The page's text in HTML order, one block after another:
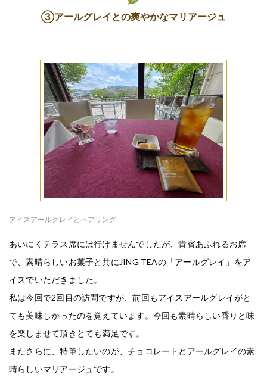
③アールグレイとの爽やかなマリアージュ
アイスアールグレイとペアリング
あいにくテラス席には行けませんでしたが、貴賓あふれるお席
で、素晴らしいお菓子と共にJING TEAの「アールグレイ」をア
イスでいただきました。
私は今回で2回目の訪問ですが、前回もアイスアールグレイがと
ても美味しかったのを覚えています。今回も素晴らしい香りと味
を楽しませて頂きとても満足です。
またさらに、特筆したいのが、チョコレートとアールグレイの素
晴らしいマリアージュです。